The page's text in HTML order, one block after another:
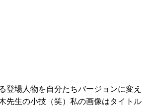
登場人物を自分たちバージョンに変え
先生の小技（笑）私の画像はタイトル